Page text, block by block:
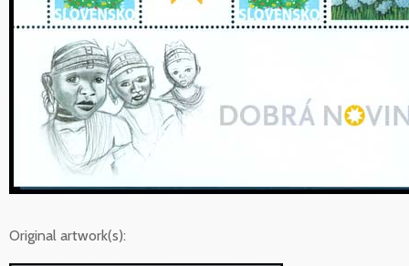
Original artwork(s):